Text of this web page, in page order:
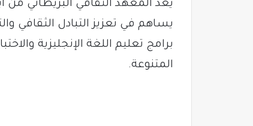
يُعد المعهد الثقافي البريطاني من
يساهم في تعزيز التبادل الثقافي
برامج تعليم اللغة الإنجليزية
المتنوعة.